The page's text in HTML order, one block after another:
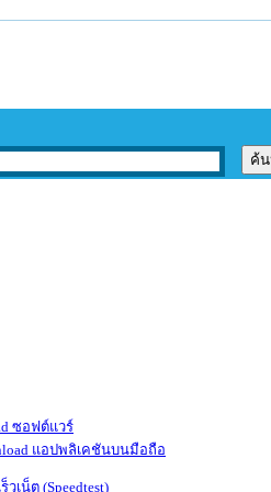
ซอฟต์แวร์
แอปพลิเคชันบนมือถือ
วเน็ต (Speedtest)